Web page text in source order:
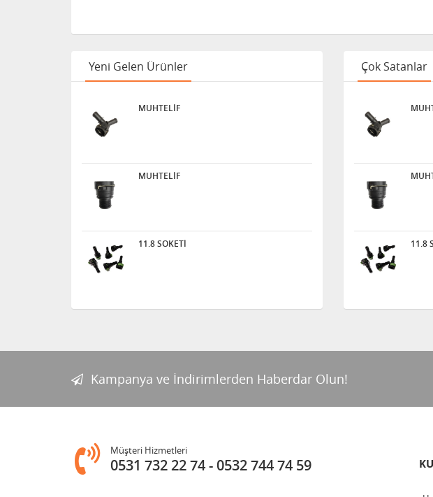
Yeni Gelen Ürünler
MUHTELİF
MUHTELİF
11.8 SOKETİ
Çok Satanlar
11.8
Kampanya ve İndirimlerden Haberdar Olun!
Müşteri Hizmetleri
0531 732 22 74 0532 744 74 59